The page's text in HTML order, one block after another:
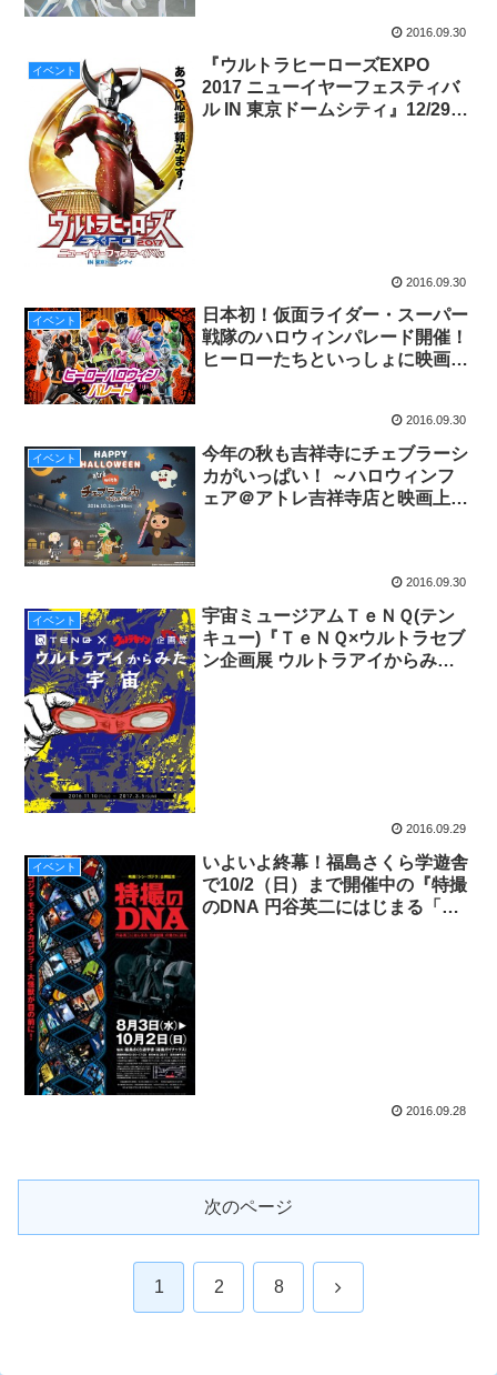
2016.09.30
イベント
『ウルトラヒーローズEXPO
2017 ニューイヤーフェスティバ
ル IN 東京ドームシティ』12/29～
2016.09.30
イベント
日本初！仮面ライダー・スーパー
戦隊のハロウィンパレード開催！
ヒーローたちといっしょに映画村
2016.09.30
イベント
今年の秋も吉祥寺にチェブラーシ
カがいっぱい！ ～ハロウィンフ
ェア＠アトレ吉祥寺店と映画上映
2016.09.30
イベント
宇宙ミュージアムＴｅＮＱ(テン
キュー)『ＴｅＮＱ×ウルトラセブ
ン企画展 ウルトラアイからみた
2016.09.29
イベント
いよいよ終幕！福島さくら学遊舎
で10/2（日）まで開催中の『特撮
のDNA 円谷英二にはじまる「日
2016.09.28
次のページ
1 2 8 次